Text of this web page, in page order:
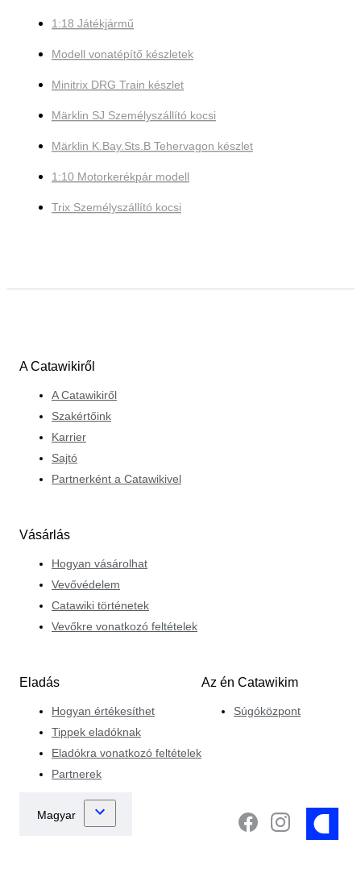
1:18 Játékjármű
Modell vonatépítő készletek
Minitrix DRG Train készlet
Märklin SJ Személyszállító kocsi
Märklin K.Bay.Sts.B Tehervagon készlet
1:10 Motorkerékpár modell
Trix Személyszállító kocsi
A Catawikiről
A Catawikiről
Szakértőink
Karrier
Sajtó
Partnerként a Catawikivel
Vásárlás
Hogyan vásárolhat
Vevővédelem
Catawiki történetek
Vevőkre vonatkozó feltételek
Eladás
Hogyan értékesíthet
Tippek eladóknak
Eladókra vonatkozó feltételek
Partnerek
Az én Catawikim
Súgóközpont